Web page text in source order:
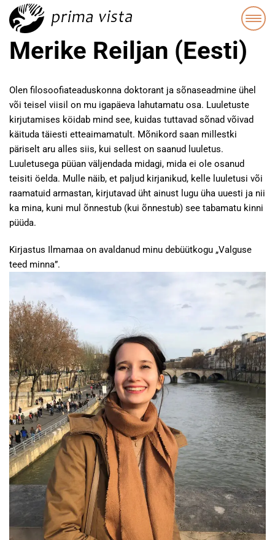
Merike Reiljan (Eesti)
Olen filosoofiateaduskonna doktorant ja sõnaseadmine ühel
või teisel viisil on mu igapäeva lahutamatu osa. Luuletuste
kirjutamises köidab mind see, kuidas tuttavad sõnad võivad
käituda täiesti etteaimamatult. Mõnikord saan millestki
päriselt aru alles siis, kui sellest on saanud luuletus.
Luuletusega püüan väljendada midagi, mida ei ole osanud
teisiti öelda. Mulle näib, et paljud kirjanikud, kelle luuletusi või
raamatuid armastan, kirjutavad üht ainust lugu üha uuesti ja nii
ka mina, kuni mul õnnestub (kui õnnestub) see tabamatu kinni
püüda.
Kirjastus Ilmamaa on avaldanud minu debüütkogu „Valguse
teed minna”.